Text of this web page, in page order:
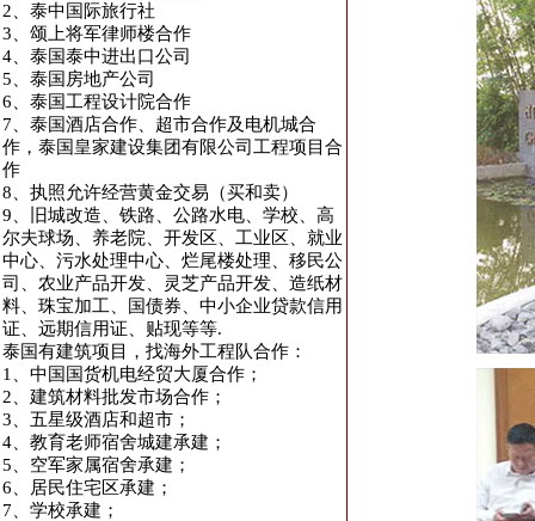
2、泰中国际旅行社
3、颂上将军律师楼合作
4、泰国泰中进出口公司
5、泰国房地产公司
6、泰国工程设计院合作
7、泰国酒店合作、超市合作及电机城合
作，泰国皇家建设集团有限公司工程项目合
作
8、执照允许经营黄金交易（买和卖）
9、旧城改造、铁路、公路水电、学校、高
尔夫球场、养老院、开发区、工业区、就业
中心、污水处理中心、烂尾楼处理、移民公
司、农业产品开发、灵芝产品开发、造纸材
料、珠宝加工、国债券、中小企业贷款信用
证、远期信用证、贴现等等.
泰国有建筑项目，找海外工程队合作：
1、中国国货机电经贸大厦合作；
2、建筑材料批发市场合作；
3、五星级酒店和超市；
4、教育老师宿舍城建承建；
5、空军家属宿舍承建；
6、居民住宅区承建；
7、学校承建；